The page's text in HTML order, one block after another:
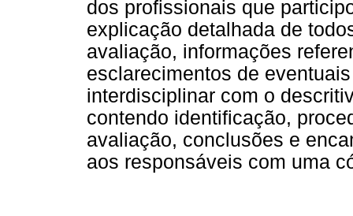
dos profissionais que
explicação detalhada de
avaliação, informações
esclarecimentos de
interdisciplinar com o
contendo identificação,
avaliação, conclusões e
aos responsáveis com uma